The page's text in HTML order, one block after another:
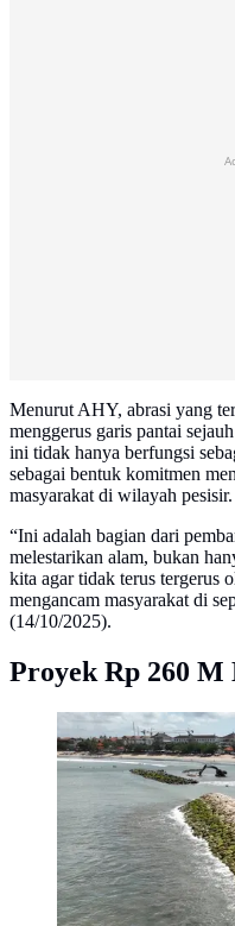
Menurut AHY, abrasi yang
menggerus garis pantai
ini tidak hanya berfungsi
sebagai bentuk komitmen
masyarakat di wilayah pesisir.
“Ini adalah bagian dari
melestarikan alam, bukan
kita agar tidak terus tergerus
mengancam masyarakat di
(14/10/2025).
Proyek Rp 260
Pemerintah Bangun 5
Pantai Kuta Bali